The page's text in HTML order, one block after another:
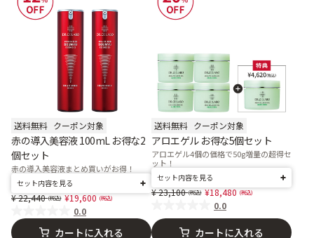
送料無料 クーポン対象
赤の導入美容液 100mL お得な2
個セット
赤の導入美容液まとめ買いがお得！
セット内容を見る
Price reduced from
22,440to
19,600
0.0
カートに入れる
送料無料 クーポン対象
アロエゲル お得な5個セット
アロエゲル4個の価格で50g増量の超得セ
ット！
セット内容を見る
Price reduced from
23,100to
18,480
0.0
カートに入れる